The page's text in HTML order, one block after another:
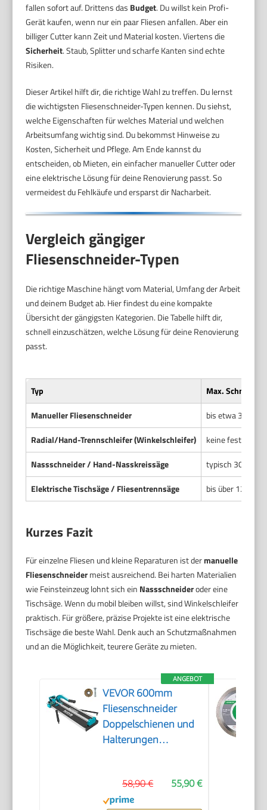
fallen sofort auf. Drittens das Budget. Du willst kein Profi-
Gerät kaufen, wenn nur ein paar Fliesen anfallen. Aber ein
billiger Cutter kann Zeit und Material kosten. Viertens die
Sicherheit. Staub, Splitter und scharfe Kanten sind echte
Risiken.
Dieser Artikel hilft dir, die richtige Wahl zu treffen. Du lernst
die wichtigsten Fliesenschneider-Typen kennen. Du siehst,
welche Eigenschaften für welches Material und welchen
Arbeitsumfang wichtig sind. Du bekommst Hinweise zu
Kosten, Sicherheit und Pflege. Am Ende kannst du
entscheiden, ob Mieten, ein einfacher manueller Cutter oder
eine elektrische Lösung für deine Renovierung passt. So
vermeidest du Fehlkäufe und ersparst dir Nacharbeit.
Vergleich gängiger
Fliesenschneider-Typen
Die richtige Maschine hängt vom Material, Umfang der Arbeit
und deinem Budget ab. Hier findest du eine kompakte
Übersicht der gängigsten Kategorien. Die Tabelle hilft dir,
schnell einzuschätzen, welche Lösung für deine Renovierung
passt.
Typ
Max.
Manueller Fliesenschneider
bis etwa
Radial/Hand-Trennschleifer (Winkelschleifer)
keine feste
Nassschneider / Hand-Nasskreissäge
typisch 30–80
Elektrische Tischsäge / Fliesentrennsäge
bis über 120 cm
Kurzes Fazit
Für einzelne Fliesen und kleine Reparaturen ist dermanuelle
Fliesenschneidermeist ausreichend. Bei harten Materialien
wie Feinsteinzeug lohnt sich ein Nassschneideroder eine
Tischsäge. Wenn du mobil bleiben willst, sind Winkelschleifer
praktisch. Für größere, präzise Projekte ist eine elektrische
Tischsäge die beste Wahl. Denk auch an Schutzmaßnahmen
und an die Möglichkeit, teurere Geräte zu mieten.
ANGEBOT
VEVOR 600mm
Fliesenschneider
Doppelschienen und
Halterungen
in Kappe mit
Präzisionslaser
55,90 €
58,90 €